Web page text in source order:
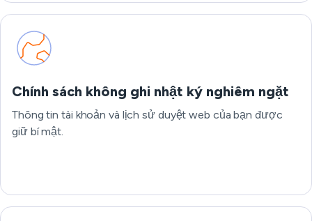
Chính sách không ghi nhật ký nghiêm ngặt
Thông tin tài khoản và lịch sử duyệt web của bạn được
giữ bí mật.